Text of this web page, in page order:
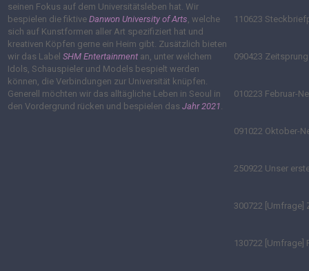
seinen Fokus auf dem Universitätsleben hat. Wir
bespielen die fiktive Danwon University of Arts, welche
sich auf Kunstformen aller Art spezifiziert hat und
kreativen Köpfen gerne ein Heim gibt. Zusätzlich bieten
wir das Label SHM Entertainment an, unter welchem
Idols, Schauspieler und Models bespielt werden
können, die Verbindungen zur Universität knüpfen.
Generell möchten wir das alltägliche Leben in Seoul in
den Vordergrund rücken und bespielen das Jahr 2021.
110623
090423
010223 Februar-
091022 Oktober-
250922 Unser
300722 [Umfrage]
130722 [Umfrage]